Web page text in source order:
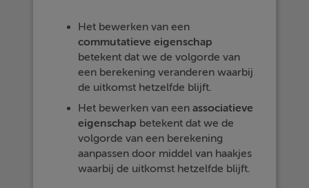
Het bewerken van een
commutatieve eigenschap
betekent dat we de volgorde van
een berekening veranderen waarbij
de uitkomst hetzelfde blijft.
Het bewerken van eenassociatieve
eigenschap betekent dat we de
volgorde van een berekening
aanpassen door middel van haakjes
waarbij de uitkomst hetzelfde blijft.